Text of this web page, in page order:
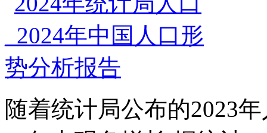
随着统计局公布的2023